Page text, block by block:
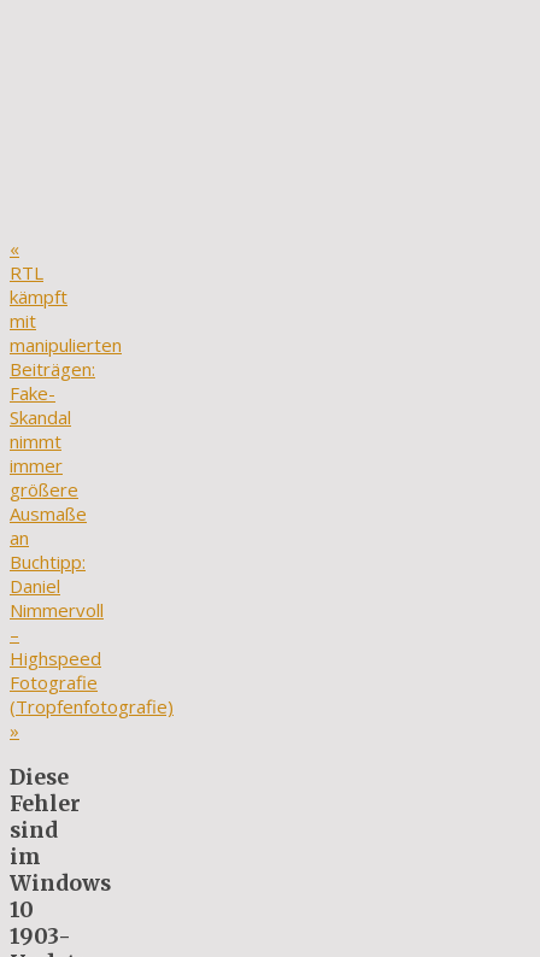
«
RTL
kämpft
mit
manipulierten
Beiträgen:
Fake-
Skandal
nimmt
immer
größere
Ausmaße
an
Buchtipp:
Daniel
Nimmervoll
–
Highspeed
Fotografie
(Tropfenfotografie)
»
Diese
Fehler
sind
im
Windows
10
1903-